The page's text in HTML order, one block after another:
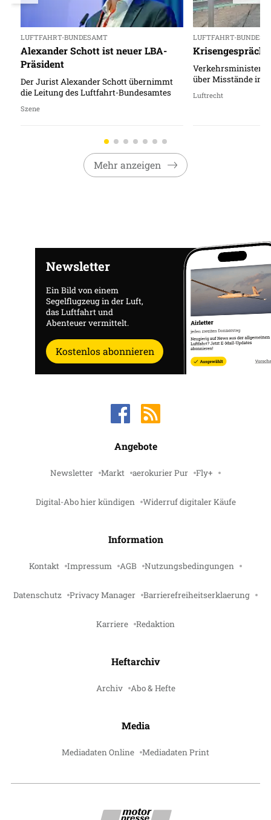
LUFTFAHRT-BUNDESAMT
Alexander Schott ist neuer LBA-
Präsident
Der Jurist Alexander Schott übernimmt
die Leitung des Luftfahrt-Bundesamtes
Szene
LUFTFAHRT-
Krisengespräch
über Misstände im
Luftrecht
Mehr anzeigen
Newsletter
Ein Bild von einem
Segelflugzeug in der Luft,
das Luftfahrt und
Abenteuer vermittelt.
Kostenlos abonnieren
Angebote
Newsletter Markt aerokurier Pur Fly+
Digital-Abo hier kündigen Widerruf digitaler Käufe
Information
Kontakt Impressum AGB Nutzungsbedingungen
Datenschutz Privacy Manager Barrierefreiheitserklaerung
Karriere Redaktion
Heftarchiv
Archiv Abo & Hefte
Media
Mediadaten Online Mediadaten Print